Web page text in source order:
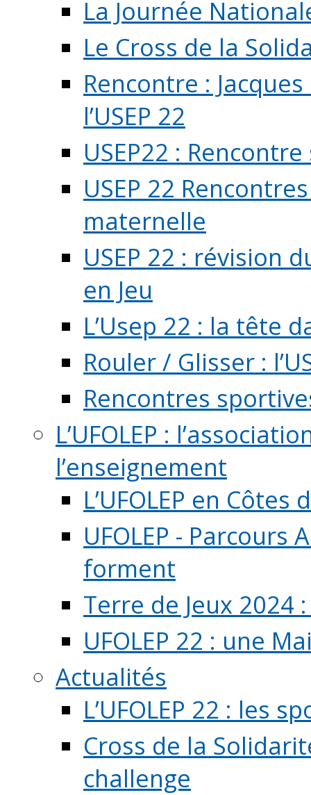
La Journée
Le Cross de la
Rencontre :
l’USEP 22
USEP22 :
USEP 22
maternelle
USEP 22 : révision
en Jeu
L’Usep 22 : la tête
Rouler / Glisser :
Rencontres
L’UFOLEP :
l’enseignement
L’UFOLEP en Côtes
UFOLEP -
forment
Terre de Jeux 2024
UFOLEP 22 : une
Actualités
L’UFOLEP 22 : les
Cross de la
challenge